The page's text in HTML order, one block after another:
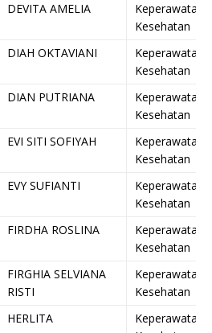
DEVITA AMELIA
Keperawatan
Kesehatan
DIAH OKTAVIANI
Keperawatan
Kesehatan
DIAN PUTRIANA
Keperawatan
Kesehatan
EVI SITI SOFIYAH
Keperawatan
Kesehatan
EVY SUFIANTI
Keperawatan
Kesehatan
FIRDHA ROSLINA
Keperawatan
Kesehatan
FIRGHIA SELVIANA
RISTI
Keperawatan
Kesehatan
HERLITA
Keperawatan